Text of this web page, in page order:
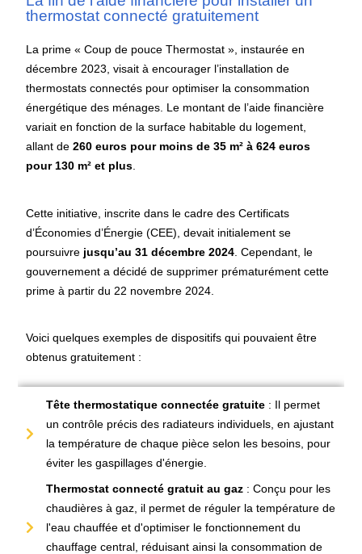
thermostat connecté gratuitement
La prime « Coup de pouce Thermostat », instaurée en
décembre 2023, visait à encourager l’installation de
thermostats connectés pour optimiser la consommation
énergétique des ménages. Le montant de l’aide financière
variait en fonction de la surface habitable du logement,
allant de260 euros pour moins de 35 m² à 624 euros
pour 130 m² et plus.
Cette initiative, inscrite dans le cadre des Certificats
d’Économies d’Énergie (CEE), devait initialement se
poursuivre jusqu’au 31 décembre 2024 . Cependant, le
gouvernement a décidé de supprimer prématurément cette
prime à partir du 22 novembre 2024.
Voici quelques exemples de dispositifs qui pouvaient être
obtenus gratuitement :
Tête thermostatique connectée gratuite : Il permet
un contrôle précis des radiateurs individuels, en ajustant
la température de chaque pièce selon les besoins, pour
éviter les gaspillages d'énergie.
Thermostat connecté gratuit au gaz : Conçu pour les
chaudières à gaz, il permet de réguler la température de
l'eau chauffée et d'optimiser le fonctionnement du
chauffage central, réduisant ainsi la consommation de